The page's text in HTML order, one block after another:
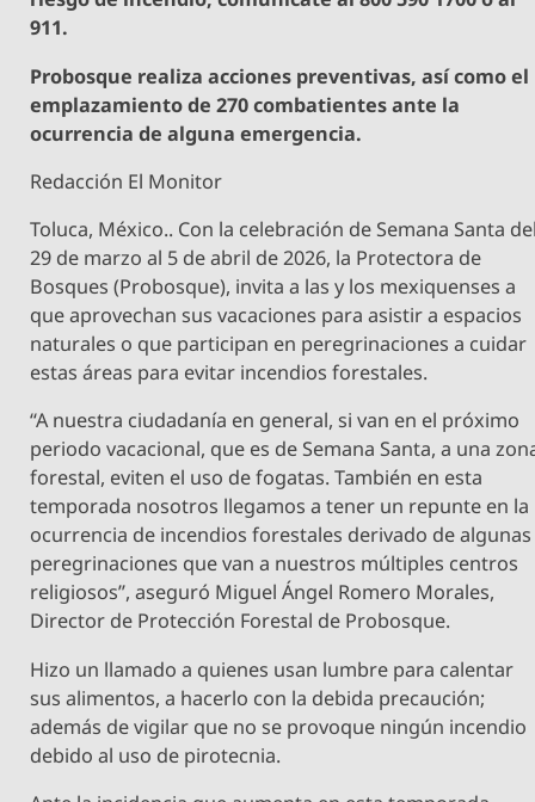
911.
Probosque realiza acciones preventivas, así como el
emplazamiento de 270 combatientes ante la
ocurrencia de alguna emergencia.
Redacción El Monitor
Toluca, México.. Con la celebración de Semana Santa
29 de marzo al 5 de abril de 2026, la Protectora de
Bosques (Probosque), invita a las y los mexiquenses a
que aprovechan sus vacaciones para asistir a espacios
naturales o que participan en peregrinaciones a cuidar
estas áreas para evitar incendios forestales.
“A nuestra ciudadanía en general, si van en el próximo
periodo vacacional, que es de Semana Santa, a una
forestal, eviten el uso de fogatas. También en esta
temporada nosotros llegamos a tener un repunte en la
ocurrencia de incendios forestales derivado de algunas
peregrinaciones que van a nuestros múltiples centros
religiosos”, aseguró Miguel Ángel Romero Morales,
Director de Protección Forestal de Probosque.
Hizo un llamado a quienes usan lumbre para calentar
sus alimentos, a hacerlo con la debida precaución;
además de vigilar que no se provoque ningún incendio
debido al uso de pirotecnia.